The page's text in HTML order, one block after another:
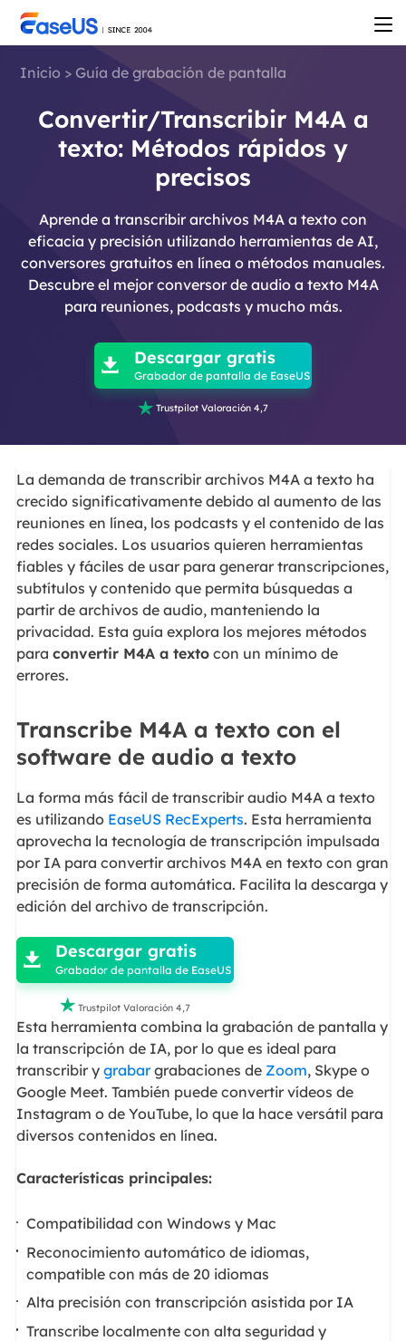
Inicio > Guía de grabación de pantalla
Convertir/Transcribir M4A a
texto: Métodos rápidos y
precisos
Aprende a transcribir archivos M4A a texto con
eficacia y precisión utilizando herramientas de AI,
conversores gratuitos en línea o métodos manuales.
Descubre el mejor conversor de audio a texto M4A
para reuniones, podcasts y mucho más.

 Descargar gratis
Grabador de pantalla de EaseUS
 Trustpilot Valoración 4,7
La demanda de transcribir archivos M4A a texto ha
crecido significativamente debido al aumento de las
reuniones en línea, los podcasts y el contenido de las
redes sociales. Los usuarios quieren herramientas
fiables y fáciles de usar para generar transcripciones,
subtítulos y contenido que permita búsquedas a
partir de archivos de audio, manteniendo la
privacidad. Esta guía explora los mejores métodos
para convertir M4A a textocon un mínimo de
errores.
Transcribe M4A a texto con el
software de audio a texto
La forma más fácil de transcribir audio M4A a texto
es utilizando EaseUS RecExperts. Esta herramienta
aprovecha la tecnología de transcripción impulsada
por IA para convertir archivos M4A en texto con gran
precisión de forma automática. Facilita la descarga y
edición del archivo de transcripción.

 Descargar gratis
Grabador de pantalla de EaseUS
 Trustpilot Valoración 4,7
Esta herramienta combina la grabación de pantalla y
la transcripción de IA, por lo que es ideal para
transcribir y grabargrabaciones de Zoom, Skype o
Google Meet. También puede convertir vídeos de
Instagram o de YouTube, lo que la hace versátil para
diversos contenidos en línea.
Características principales:
Compatibilidad con Windows y Mac
Reconocimiento automático de idiomas,
compatible con más de 20 idiomas
Alta precisión con transcripción asistida por IA
Transcribe localmente con alta seguridad y